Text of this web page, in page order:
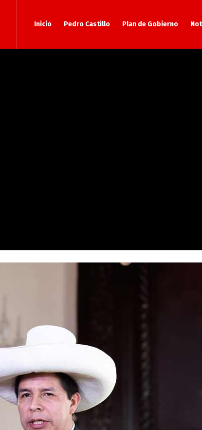
Inicio Pedro Castillo Plan de Gobierno